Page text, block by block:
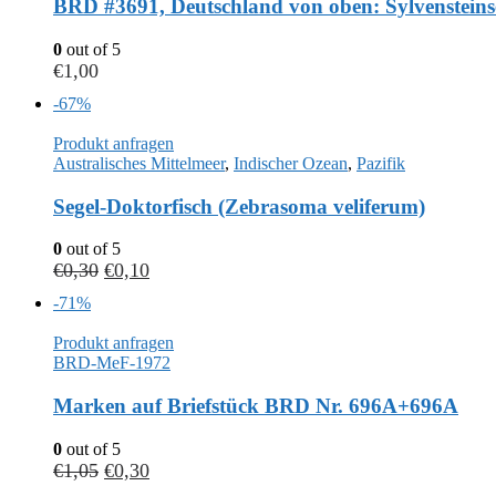
BRD #3691, Deutschland von oben:
0 out of 5
€1,00
-67%
Produkt anfragen
Australisches Mittelmeer, Indischer Ozean, Pazifik
Segel-Doktorfisch (Zebrasoma veliferum)
0 out of 5
€0,30 €0,10
-71%
Produkt anfragen
BRD-MeF-1972
Marken auf Briefstück BRD Nr. 696A+696A
0 out of 5
€1,05 €0,30